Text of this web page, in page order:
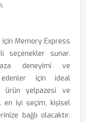
Memory Express
seçenekler sunar.
deneyimi ve
için ideal
ürün yelpazesi ve
en iyi seçim, kişisel
bağlı olacaktır.